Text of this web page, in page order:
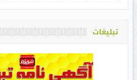
تبلیغات